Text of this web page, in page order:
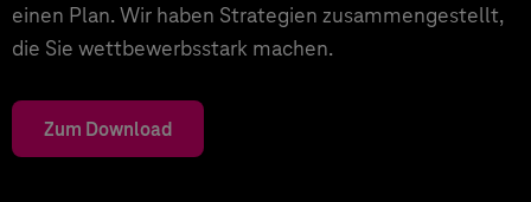
einen Plan. Wir haben Strategien zusammengestellt,
die Sie wettbewerbsstark machen.
Zum Download